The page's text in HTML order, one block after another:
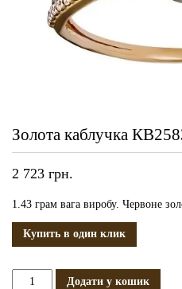
Золота каблучка
2 723 грн.
1.43 грам вага виробу. Червоне
Купить в один клик
Золота
Додати у кошик